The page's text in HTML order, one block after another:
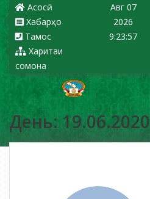
Асосӣ
Хабарҳо
Тамос
Харитаи
сомона
Авг 07
2026
9:23:57
День: 19.06.2020